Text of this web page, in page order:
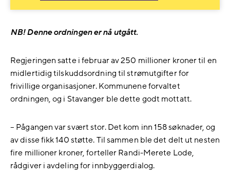
NB! Denne ordningen er nå utgått.
Regjeringen satte i februar av 250 millioner kroner til en
midlertidig tilskuddsordning til strømutgifter for
frivillige organisasjoner. Kommunene forvaltet
ordningen, og i Stavanger ble dette godt mottatt.
– Pågangen var svært stor. Det kom inn 158 søknader, og
av disse fikk 140 støtte. Til sammen ble det delt ut nesten
fire millioner kroner, forteller Randi-Merete Lode,
rådgiver i avdeling for innbyggerdialog.